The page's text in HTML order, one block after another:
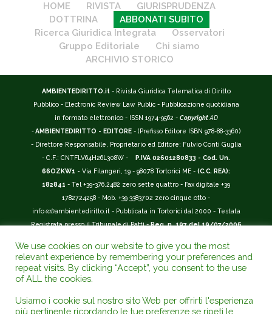
HOME RIVISTA
GIURISPRUDENZA
DOTTRINA
ABBONATI SUBITO
Ricerca Giuridica Integrata
Osservatori
Gruppo Editoriale
Chi siamo
ARCHIVIO STORICO
AMBIENTEDIRITTO.it - Rivista Giuridica Telematica di Diritto
Pubblico - Electronic Review Law Public - Pubblicazione quotidiana
in formato elettronico - ISSN 1974-9562 - Copyright AD
-AMBIENTEDIRITTO - EDITORE - (Prefisso Editore ISBN 978-88-3360)
- Direttore Responsabile, Proprietario ed Editore: Fulvio Conti Guglia
- C.F.: CNTFLV64H26L308W -
P.IVA 02601280833 - Cod. Un.
66OZKW1 - Via Filangeri, 19 - 98078 Tortorici ME - (C.C. REA):
182841 - Tel +39-376.2482 zero sette quattro - Fax digitale +39
1782724258 - Mob. +39 3383702 zero cinque otto -
info(at)ambientediritto.it - Pubblicata in Tortorici dal 2000 - Testata
Registrata presso il Tribunale di Patti -Reg. n. 197 del 19/07/2006
__________
La Rivista Giuridica AMBIENTEDIRITTO.IT ISSN 1974-9562
riconosciuta ed inserita nell'Area 12 - (
Universitario e della Ricerca (D.P.R. n.76/2010). Valutazione della Qualità della
We use cookies on our website to give you the most
relevant experience by remembering your preferences and
repeat visits. By clicking “Accept”, you consent to the use
of ALL the cookies.
Usiamo i cookie sul nostro sito Web per offrirti l'esperienza
più pertinente ricordando le tue preferenze se ripeti le